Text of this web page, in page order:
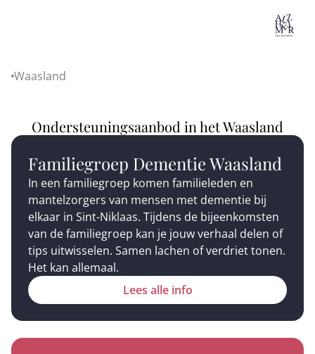
Home
Waasland
Ondersteuningsaanbod in het Waasland
Familiegroep Dementie Waasland
In een familiegroep komen familieleden en
mantelzorgers van mensen met dementie bij
elkaar in Sint-Niklaas. Tijdens de bijeenkomsten
van de familiegroep kan je jouw verhaal delen of
tips uitwisselen. Samen lachen of verdriet tonen.
Het kan allemaal.
Lees alle info